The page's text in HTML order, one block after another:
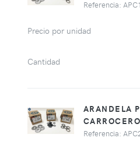
Referencia:
Precio por unidad
Cantidad
ARANDELA
Referencia: